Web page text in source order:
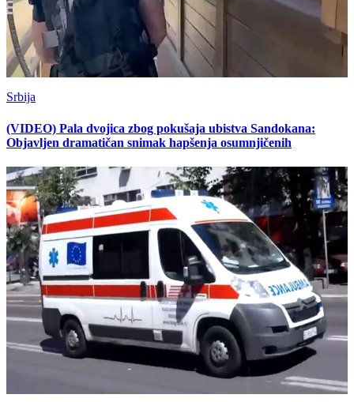
Srbija
(VIDEO) Pala dvojica zbog pokušaja ubistva Sandokana:
Objavljen dramatičan snimak hapšenja osumnjičenih